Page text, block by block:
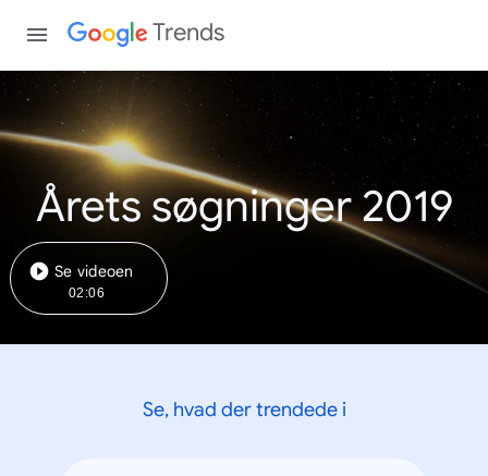
Trends
Årets søgninger 2019
Se videoen
02:06
Se, hvad der trendede i